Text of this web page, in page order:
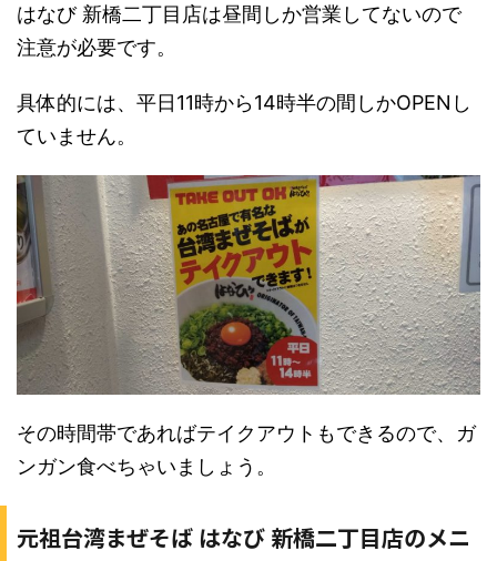
はなび 新橋二丁目店は昼間しか営業してないので
注意が必要です。
具体的には、平日11時から14時半の間しかOPENし
ていません。
その時間帯であればテイクアウトもできるので、ガ
ンガン食べちゃいましょう。
元祖台湾まぜそば はなび 新橋二丁目店のメニ